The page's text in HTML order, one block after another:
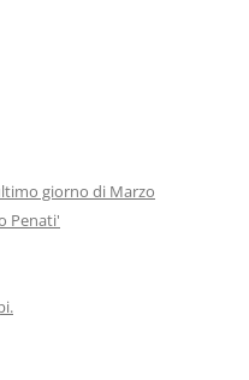
giorno di Marzo
Penati'